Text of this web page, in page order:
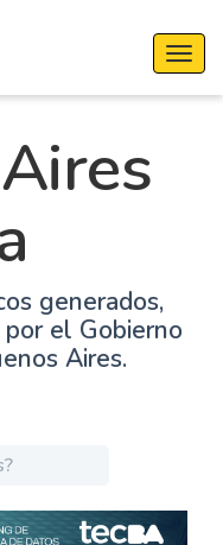
generados,
el Gobierno
Aires.